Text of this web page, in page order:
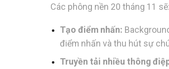
Các phông nền 20 tháng 11 sẽ:
Tạo điểm nhấn:
điểm nhấn và thu hút sự
Truyền tải nhiều thông